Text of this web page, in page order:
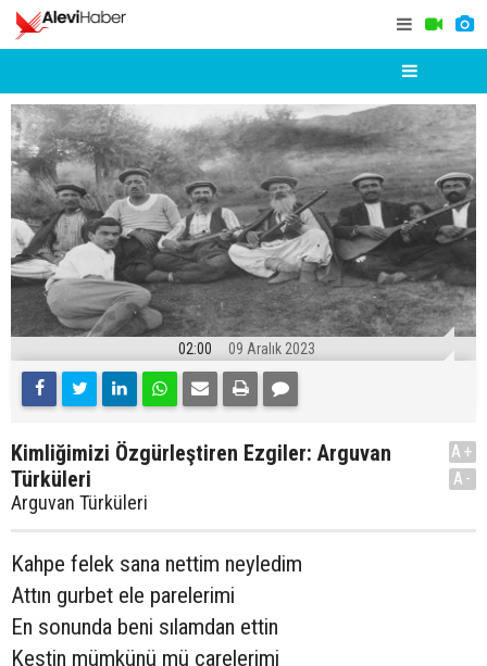
02:00 09 Aralık 2023
Kimliğimizi Özgürleştiren Ezgiler: Arguvan
Türküleri
Arguvan Türküleri
A+
A-
Kahpe felek sana nettim neyledim
Attın gurbet ele parelerimi
En sonunda beni sılamdan ettin
Kestin mümkünü mü çarelerimi